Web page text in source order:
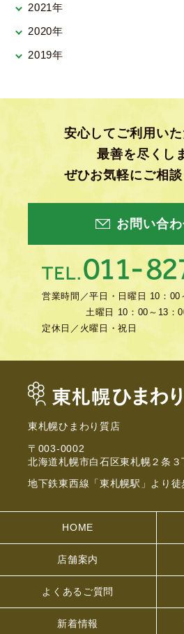
2021年
2020年
2019年
安心してご利用い
最善を尽くし
ぜひお気軽にご相談
お問い合
営業時間／平日・日曜日 10：00
土曜日 10：00～13：
定休日／ 火曜日・祝日
東札幌ひまわり質店
〒003-0002
北海道札幌市白石区東札幌２条３
地下鉄東西線「東札幌駅」より徒
HOME
店舗案内
よくあるご質問
新着情報